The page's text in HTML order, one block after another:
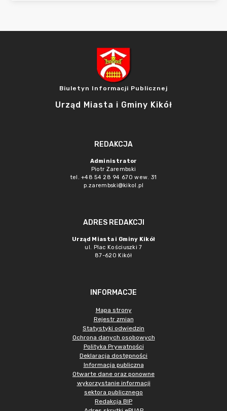
Biuletyn Informacji Publicznej
Urząd Miasta i Gminy Kikół
REDAKCJA
Administrator
Piotr Zarembski
tel. +48 54 28 94 670 wew. 31
p.zarembski@kikol.pl
ADRES REDAKCJI
Urząd Miasta i Gminy Kikół
ul. Plac Kościuszki 7
87-620 Kikół
INFORMACJE
Mapa strony
Rejestr zmian
Statystyki odwiedzin
Ochrona danych osobowych
Polityka Prywatności
Deklaracja dostępności
Informacja publiczna
Otwarte dane oraz ponowne
wykorzystanie informacji
sektora publicznego
Redakcja BIP